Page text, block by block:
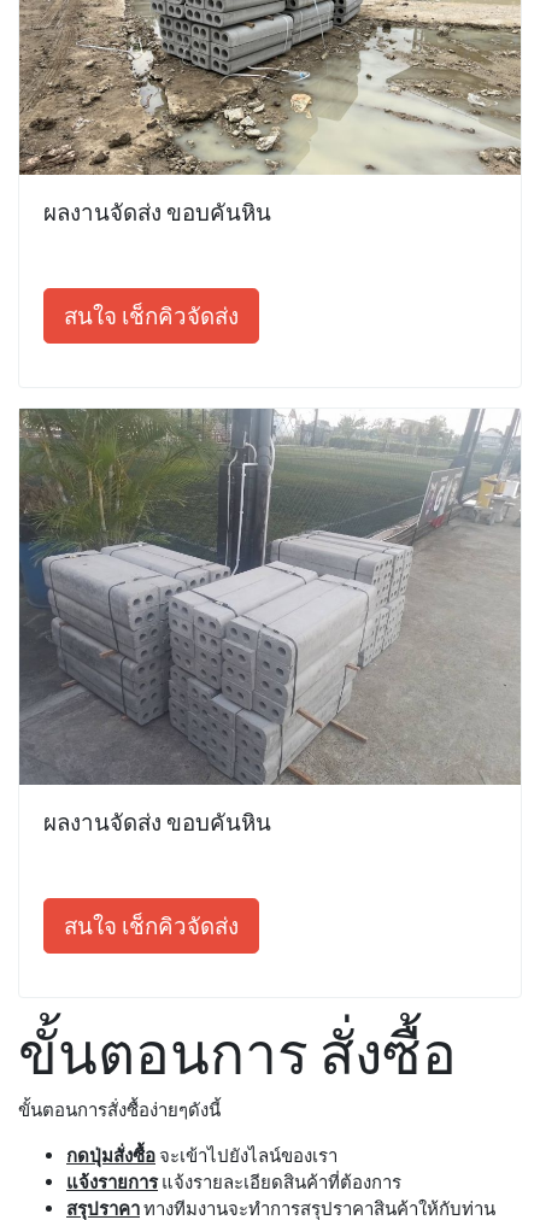
ผลงานจัดส่ง ขอบคันหิน
สนใจ เช็กคิวจัดส่ง
ผลงานจัดส่ง ขอบคันหิน
สนใจ เช็กคิวจัดส่ง
ขั้นตอนการ สั่งซื้อ
ขั้นตอนการสั่งซื้อง่ายๆดังนี้
กดปุ่มสั่งซื้อ จะเข้าไปยังไลน์ของเรา
แจ้งรายการแจ้งรายละเอียดสินค้าที่ต้องการ
สรุปราคาทางทีมงานจะทำการสรุปราคาสินค้าให้กับท่าน